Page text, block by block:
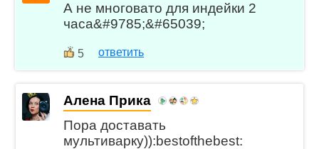
А не многовато для индейки 2
часа&#9785;&#65039;
5 ответить
Алена Прика
Пора доставать
мультиварку)):bestofthebest: